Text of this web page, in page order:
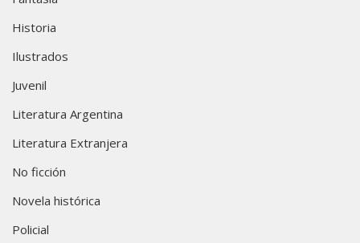
Historia
Ilustrados
Juvenil
Literatura Argentina
Literatura Extranjera
No ficción
Novela histórica
Policial